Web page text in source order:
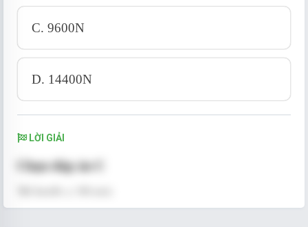
C. 9600N
D. 14400N
LỜI GIẢI
Chọn đáp án C